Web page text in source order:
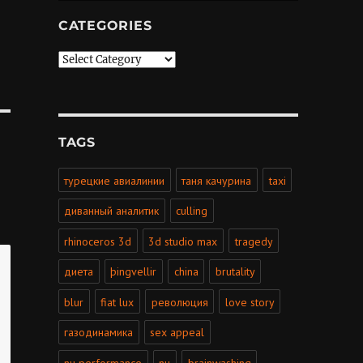
CATEGORIES
Categories
TAGS
турецкие авиалинии таня качурина taxi
диванный аналитик culling
rhinoceros 3d 3d studio max tragedy
диета þingvellir china brutality
blur fiat lux революция love story
газодинамика sex appeal